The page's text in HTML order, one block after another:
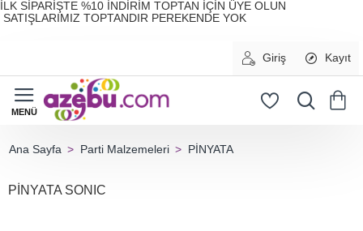
İLK SİPARİŞTE %10 İNDİRİM TOPTAN İÇİN ÜYE OLUN
SATIŞLARIMIZ TOPTANDIR PEREKENDE YOK
Giriş Kayıt
Parti Malzemeleri PİNYATA
PİNYATA SONIC